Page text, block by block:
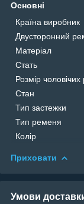
Основні
Країна виробник
Двусторонний
Матеріал
Стать
Розмір чоловічих
Стан
Тип застежки
Тип ременя
Колір
Приховати
Умови